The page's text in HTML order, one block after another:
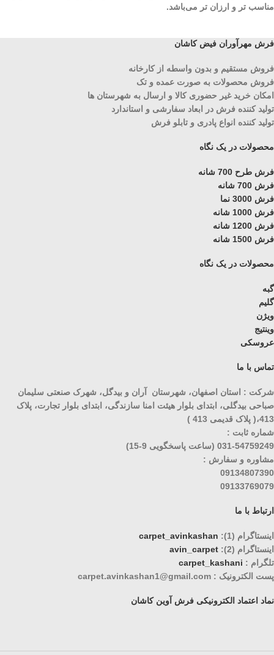
مناسب تر و ارزان تر می‌باشد.
فرش مهرآوران فیض کاشان
فروش مستقیم و بدون واسطه از کارخانه
فروش محصولات به صورت عمده و تک
امکان خرید غیر حضوری کالا و ارسال به شهرستان ها
تولید کننده فرش در ابعاد سفارشی و استاندارد
تولید کننده انواع پادری و تابلو فرش
محصولات در یک نگاه
فرش طرح 700 شانه
فرش 700 شانه
فرش 3000 نما
فرش 1000 شانه
فرش 1200 شانه
فرش 1500 شانه
محصولات در یک نگاه
گبه
گلیم
ویژن
وینتیج
عروسکی
تماس با ما
شرکت : استان اصفهان، شهرستان آران و بیدگل، شهرک صنعتی سلیمان
صباحی بیدگلی، ابتدای بلوار هیئت امنا سازندگی، ابتدای بلوار تجارت، پلاک
413،( پلاک قدیمی 413 )
شماره ثابت :
031-54759249 (ساعت پاسخگویی 9-15)
مشاوره و سفارش :
09134807390
09133769079
ارتباط با ما
اینستاگرام (1):
carpet_avinkashan
اینستاگرام (2):
avin_carpet
تلگرام : carpet_kashani
پست الکترونیک : carpet.avinkashan1@gmail.com
نماد اعتماد الکترونیکی فرش آوین کاشان